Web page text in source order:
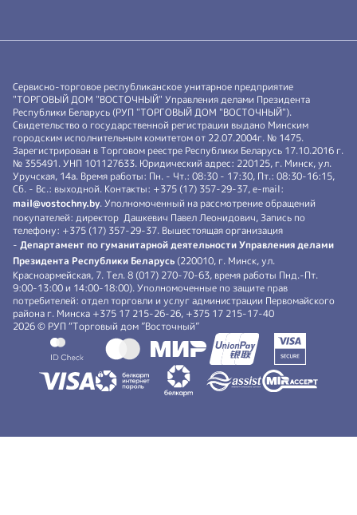
Сервисно-торговое республиканское унитарное предприятие
"ТОРГОВЫЙ ДОМ "ВОСТОЧНЫЙ" Управления делами Президента
Республики Беларусь (РУП "ТОРГОВЫЙ ДОМ "ВОСТОЧНЫЙ").
Свидетельство о государственной регистрации выдано Минским
городским исполнительным комитетом от 22.07.2004г. № 1475.
Зарегистрирован в Торговом реестре Республики Беларусь 17.10.2016 г.
№ 355491. УНП 101127633. Юридический адрес: 220125, г. Минск, ул.
Уручская, 14а. Время работы: Пн. - Чт.: 08:30 - 17:30, Пт.: 08:30-16:15,
Сб. - Вс.: выходной. Контакты: +375 (17) 357-29-37, e-mail:
mail@vostochny.by. Уполномоченный на рассмотрение обращений
покупателей: директор Дашкевич Павел Леонидович, Запись по
телефону: +375 (17) 357-29-37. Вышестоящая организация
- Департамент по гуманитарной деятельности Управления делами
Президента Республики Беларусь (220010, г. Минск, ул.
Красноармейская, 7. Тел. 8 (017) 270-70-63, время работы Пнд.-Пт.
9:00-13:00 и 14:00-18:00). Уполномоченные по защите прав
потребителей: отдел торговли и услуг администрации Первомайского
района г. Минска +375 17 215-26-26, +375 17 215-17-40
2026 © РУП “Торговый дом ”Восточный”